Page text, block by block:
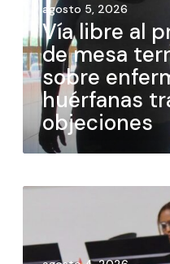
agosto 5, 2026
Vía libre al
de mesa
sobre
huérfanas
objeciones